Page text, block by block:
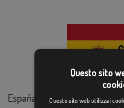
España con la roja
Questo sito
Questo sito web utilizza i